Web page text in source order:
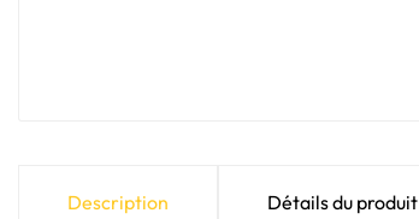
Description Détails du produit